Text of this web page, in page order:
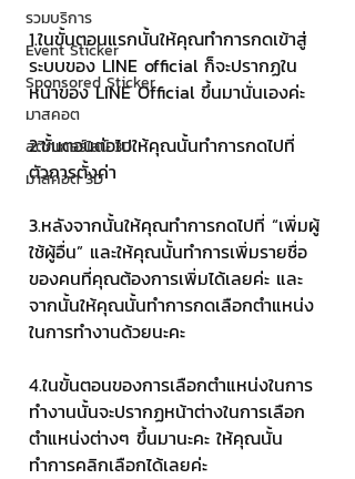
รวมบริการ
Event Sticker
Sponsored Sticker
มาสคอต
สติกเกอร์ไลน์ 3D
มาสคอต 3D
1.ในขั้นตอนแรกนั้นให้คุณทำการกดเข้าสู่
ระบบของ LINE official ก็จะปรากฏใน
หน้าของ LINE Official ขึ้นมานั่นเองค่ะ
2.ขั้นตอนต่อไปให้คุณนั้นทำการกดไปที่
ตัวการตั้งค่า
3.หลังจากนั้นให้คุณทำการกดไปที่ “เพิ่มผู้
ใช้ผู้อื่น” และให้คุณนั้นทำการเพิ่มรายชื่อ
ของคนที่คุณต้องการเพิ่มได้เลยค่ะ และ
จากนั้นให้คุณนั้นทำการกดเลือกตำแหน่ง
ในการทำงานด้วยนะคะ
4.ในขั้นตอนของการเลือกตำแหน่งในการ
ทำงานนั้นจะปรากฏหน้าต่างในการเลือก
ตำแหน่งต่างๆ ขึ้นมานะคะ ให้คุณนั้น
ทำการคลิกเลือกได้เลยค่ะ